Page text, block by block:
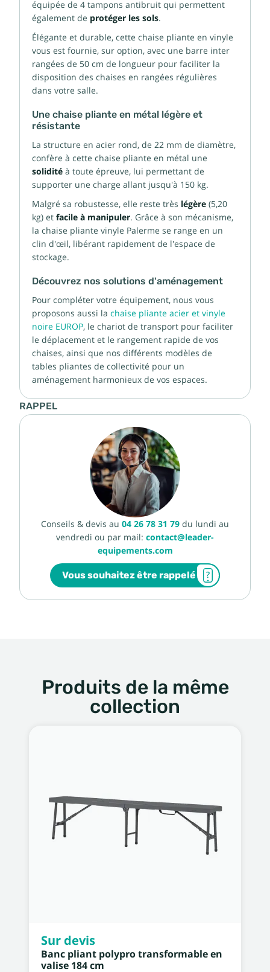
équipée de 4 tampons antibruit qui permettent
également de protéger les sols.
Élégante et durable, cette chaise pliante en vinyle
vous est fournie, sur option, avec une barre inter
rangées de 50 cm de longueur pour faciliter la
disposition des chaises en rangées régulières
dans votre salle.
Une chaise pliante en métal légère et
résistante
La structure en acier rond, de 22 mm de diamètre,
confère à cette chaise pliante en métal une
solidité à toute épreuve, lui permettant de
supporter une charge allant jusqu'à 150 kg.
Malgré sa robustesse, elle reste très légère (5,20
kg) et facile à manipuler. Grâce à son mécanisme,
la chaise pliante vinyle Palerme se range en un
clin d'œil, libérant rapidement de l'espace de
stockage.
Découvrez nos solutions d'aménagement
Pour compléter votre équipement, nous vous
proposons aussi la chaise pliante acier et vinyle
noire EUROP, le chariot de transport pour faciliter
le déplacement et le rangement rapide de vos
chaises, ainsi que nos différents modèles de
tables pliantes de collectivité pour un
aménagement harmonieux de vos espaces.
RAPPEL
Conseils & devis au 04 26 78 31 79 du lundi au
vendredi ou par mail: contact@leader-
equipements.com
Vous souhaitez être rappelé
Produits de la même
collection
Sur devis
Banc pliant polypro transformable en
valise 184 cm